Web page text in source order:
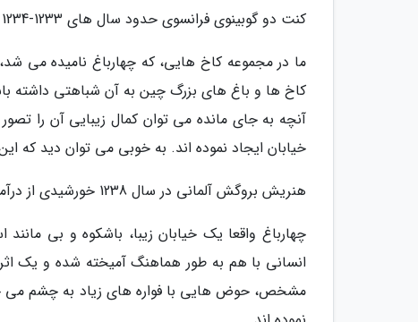
کنت دو گوبینوی فرانسوی حدود سال های 1233-1234 شمسی تنها کاخ ها و باغ های بزرگ چین را همتای چهارباغ دانست:
ما در مجموعه کاخ هایی، که چهارباغ نامیده می
کاخ ها و باغ های بزرگ چین به آن شباهتی داشته
آنچه به جای مانده می توان کمال زیبایی آن را
خیابان ایجاد نموده اند. به خوبی می توان دید
هنریش بروگش آلمانی در سال 1238 خورشیدی از درآمیختگی شکوه طبیعت و هنر انسان در این خیابان نوشت:
چهارباغ واقعا یک خیابان زیبا، باشکوه و بی
انسانی با هم به طور هماهنگ آمیخته شده و یک
مشخص، حوض هایی با فواره های زیاد به چشم می